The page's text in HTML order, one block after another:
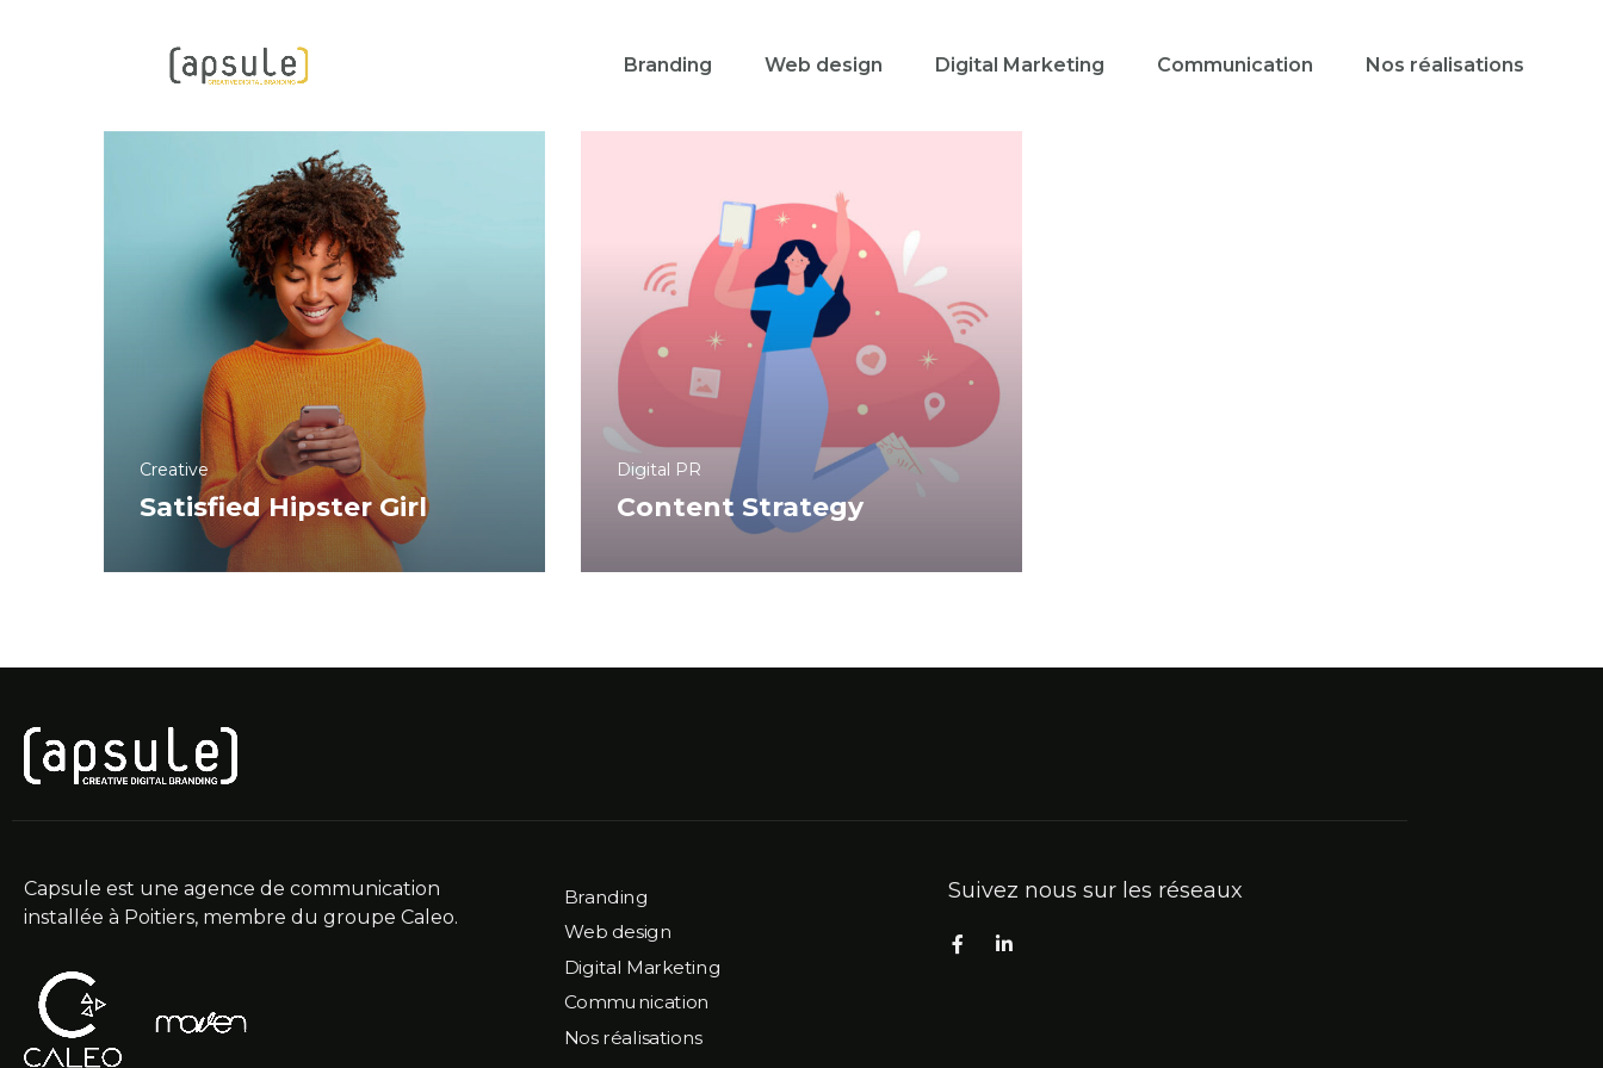
Branding Web design Digital Marketing Communication Nos réalisations
Satisfied Hipster Girl
Creative
Content Strategy
Digital PR
Capsule est une agence de communication
installée à Poitiers, membre du groupe Caleo.
Branding
Web design
Digital Marketing
Communication
Nos réalisations
Suivez nous sur les réseaux